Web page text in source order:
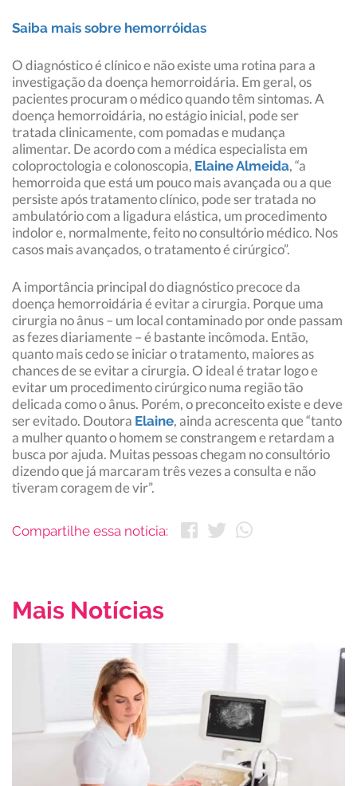
Saiba mais sobre hemorróidas
O diagnóstico é clínico e não existe uma rotina para a
investigação da doença hemorroidária. Em geral, os
pacientes procuram o médico quando têm sintomas. A
doença hemorroidária, no estágio inicial, pode ser
tratada clinicamente, com pomadas e mudança
alimentar. De acordo com a médica especialista em
coloproctologia e colonoscopia, Elaine Almeida, “a
hemorroida que está um pouco mais avançada ou a que
persiste após tratamento clínico, pode ser tratada no
ambulatório com a ligadura elástica, um procedimento
indolor e, normalmente, feito no consultório médico. Nos
casos mais avançados, o tratamento é cirúrgico”.
A importância principal do diagnóstico precoce da
doença hemorroidária é evitar a cirurgia. Porque uma
cirurgia no ânus – um local contaminado por onde passam
as fezes diariamente – é bastante incômoda. Então,
quanto mais cedo se iniciar o tratamento, maiores as
chances de se evitar a cirurgia. O ideal é tratar logo e
evitar um procedimento cirúrgico numa região tão
delicada como o ânus. Porém, o preconceito existe e deve
ser evitado. Doutora Elaine, ainda acrescenta que “tanto
a mulher quanto o homem se constrangem e retardam a
busca por ajuda. Muitas pessoas chegam no consultório
dizendo que já marcaram três vezes a consulta e não
tiveram coragem de vir”.
Compartilhe essa notícia:
Mais Notícias